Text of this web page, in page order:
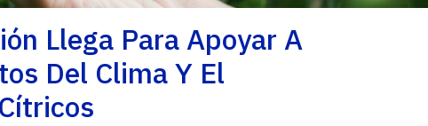
Llega Para Apoyar A
Del Clima Y El